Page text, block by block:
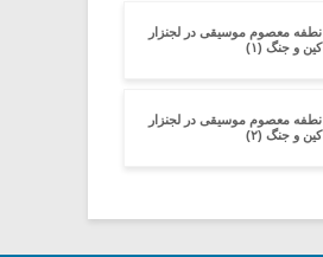
نطفه معصوم موسیقی در لجنزار
کین و جنگ (۱)
نطفه معصوم موسیقی در لجنزار
کین و جنگ (۲)